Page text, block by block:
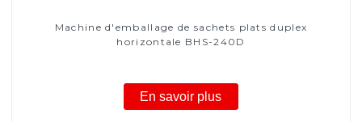
Machine d'emballage de sachets plats duplex
horizontale BHS-240D
En savoir plus